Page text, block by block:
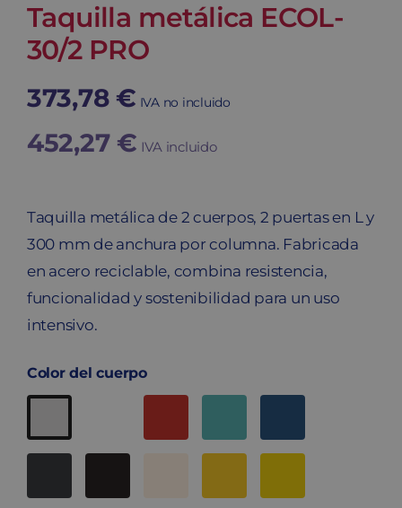
Taquilla metálica ECOL-
30/2 PRO
373,78 € IVA no incluido
452,27 € IVA incluido
Taquilla metálica de 2 cuerpos, 2 puertas en L y
300 mm de anchura por columna. Fabricada
en acero reciclable, combina resistencia,
funcionalidad y sostenibilidad para un uso
intensivo.
Color del cuerpo